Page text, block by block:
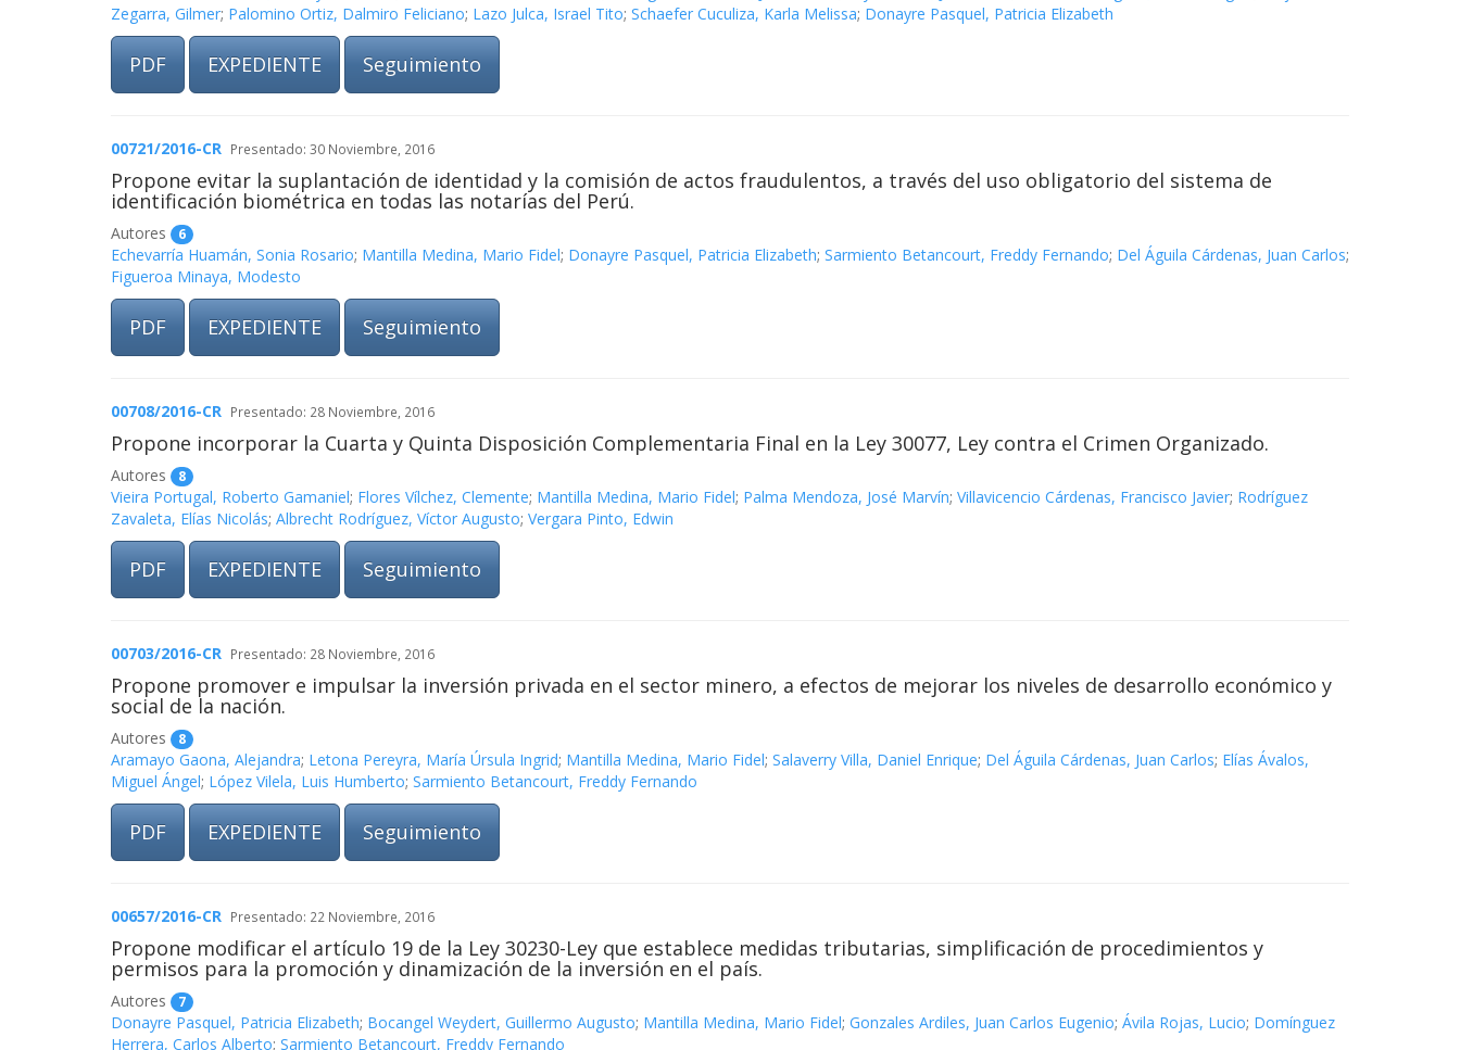
Zegarra, Gilmer; Palomino Ortiz, Dalmiro Feliciano; Lazo Julca, Israel Tito; Schaefer Cuculiza, Karla Melissa; Donayre Pasquel, Patricia Elizabeth
PDF EXPEDIENTE Seguimiento
00721/2016-CR Presentado: 30 Noviembre, 2016
Propone evitar la suplantación de identidad y la comisión de actos fraudulentos, a través del uso obligatorio del sistema de
identificación biométrica en todas las notarías del Perú.
Autores 6
Echevarría Huamán, Sonia Rosario; Mantilla Medina, Mario Fidel; Donayre Pasquel, Patricia Elizabeth; Sarmiento Betancourt, Freddy Fernando; Del Águila Cárdenas, Juan Carlos;
Figueroa Minaya, Modesto
PDF EXPEDIENTE Seguimiento
00708/2016-CR Presentado: 28 Noviembre, 2016
Propone incorporar la Cuarta y Quinta Disposición Complementaria Final en la Ley 30077, Ley contra el Crimen Organizado.
Autores 8
Vieira Portugal, Roberto Gamaniel; Flores Vílchez, Clemente; Mantilla Medina, Mario Fidel; Palma Mendoza, José Marvín; Villavicencio Cárdenas, Francisco Javier; Rodríguez
Zavaleta, Elías Nicolás; Albrecht Rodríguez, Víctor Augusto; Vergara Pinto, Edwin
PDF EXPEDIENTE Seguimiento
00703/2016-CR Presentado: 28 Noviembre, 2016
Propone promover e impulsar la inversión privada en el sector minero, a efectos de mejorar los niveles de desarrollo económico y
social de la nación.
Autores 8
Aramayo Gaona, Alejandra; Letona Pereyra, María Úrsula Ingrid; Mantilla Medina, Mario Fidel; Salaverry Villa, Daniel Enrique; Del Águila Cárdenas, Juan Carlos; Elías Ávalos,
Miguel Ángel; López Vilela, Luis Humberto; Sarmiento Betancourt, Freddy Fernando
PDF EXPEDIENTE Seguimiento
00657/2016-CR Presentado: 22 Noviembre, 2016
Propone modificar el artículo 19 de la Ley 30230-Ley que establece medidas tributarias, simplificación de procedimientos y
permisos para la promoción y dinamización de la inversión en el país.
Autores 7
Donayre Pasquel, Patricia Elizabeth; Bocangel Weydert, Guillermo Augusto; Mantilla Medina, Mario Fidel; Gonzales Ardiles, Juan Carlos Eugenio; Ávila Rojas, Lucio; Domínguez
Herrera, Carlos Alberto; Sarmiento Betancourt, Freddy Fernando